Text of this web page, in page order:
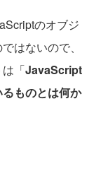
のオブジ
はないので、
「JavaScript
ものとは何か